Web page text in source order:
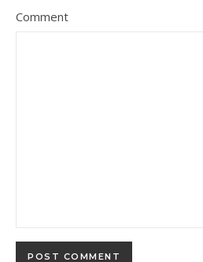
Comment